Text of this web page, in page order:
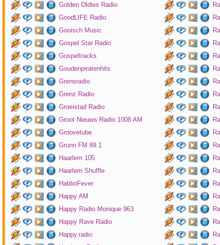
Golden Oldies Radio
GoodLIFE Radio
Gooisch Music
Gospel Star Radio
Gospeltracks
Goudenpiratenhits
Grensradio
Grenz Radio
Groeistad Radio
Groot Nieuws Radio 1008 AM
Groovetube
Grunn FM 89.1
Haarlem 105
Haarlem Shuffle
HabboFever
Happy AM
Happy Radio Monique 963
Happy Rave Radio
Happy.radio